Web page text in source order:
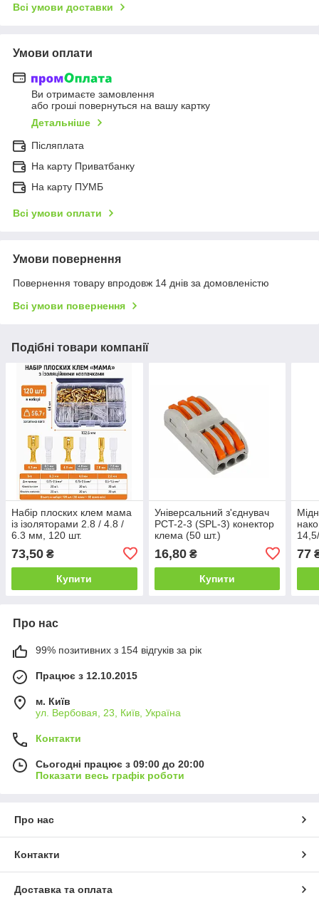
Всі умови доставки
Умови оплати
Ви отримаєте замовлення
або гроші повернуться на вашу картку
Детальніше
Післяплата
На карту Приватбанку
На карту ПУМБ
Всі умови оплати
Умови повернення
Повернення товару впродовж 14 днів за домовленістю
Всі умови повернення
Подібні товари компанії
Набір плоских клем мама
із ізоляторами 2.8 / 4.8 /
6.3 мм, 120 шт.
73,50 ₴
Купити
Універсальний з'єднувач
PCT-2-3 (SPL-3) конектор
клема (50 шт.)
16,80₴
Купити
77
Про нас
99% позитивних з 154 відгуків за рік
Працює з 12.10.2015
м. Київ
ул. Вербовая, 23, Київ, Україна
Контакти
Сьогодні працює з 09:00 до 20:00
Показати весь графік роботи
Про нас
Контакти
Доставка та оплата